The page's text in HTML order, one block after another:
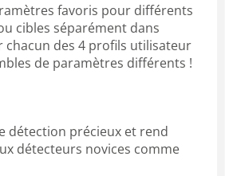
favoris pour différents
cibles séparément dans
chacun des 4 profils utilisateur
de paramètres différents !
détection précieux et rend
détecteurs novices comme